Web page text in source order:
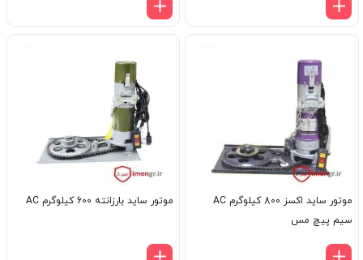
موتور ساید اکسز 800 کیلوگرم AC
سیم پیچ مس
موتور ساید بارزانته 600 کیلوگرم AC